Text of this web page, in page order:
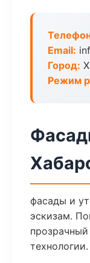
Email:
Город:
Режим
фасады и
эскизам.
технологии.